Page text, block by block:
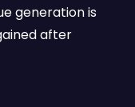
generation is
after